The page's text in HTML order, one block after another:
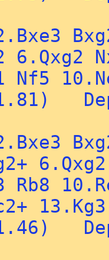
6.Qxg2
Nf5
Rb8
13.Kg3